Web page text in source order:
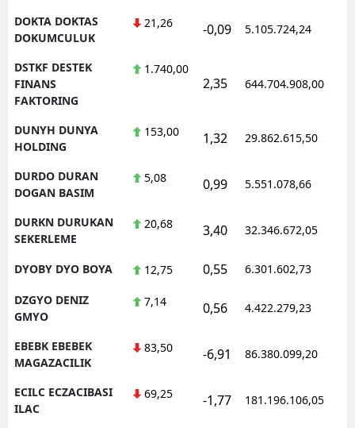
DOKTA DOKTAS
DOKUMCULUK
21,26 -0,09 5.105.724,24
DSTKF DESTEK
FINANS
FAKTORING
1.740,00
2,35 644.704.908,00
DUNYH DUNYA
HOLDING
153,00 1,32 29.862.615,50
DURDO DURAN
DOGAN BASIM
5,08 0,99 5.551.078,66
DURKN DURUKAN
SEKERLEME
20,68 3,40 32.346.672,05
DYOBY DYO BOYA 12,75 0,55 6.301.602,73
DZGYO DENIZ
GMYO
7,14 0,56 4.422.279,23
EBEBK EBEBEK
MAGAZACILIK
83,50 -6,91 86.380.099,20
ECILC ECZACIBASI
ILAC
69,25 -1,77 181.196.106,05